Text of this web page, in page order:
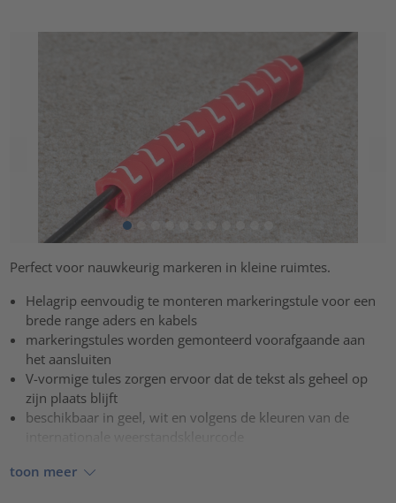
Perfect voor nauwkeurig markeren in kleine ruimtes.
Helagrip eenvoudig te monteren markeringstule voor een
brede range aders en kabels
markeringstules worden gemonteerd voorafgaande aan
het aansluiten
V-vormige tules zorgen ervoor dat de tekst als geheel op
zijn plaats blijft
beschikbaar in geel, wit en volgens de kleuren van de
toon meer